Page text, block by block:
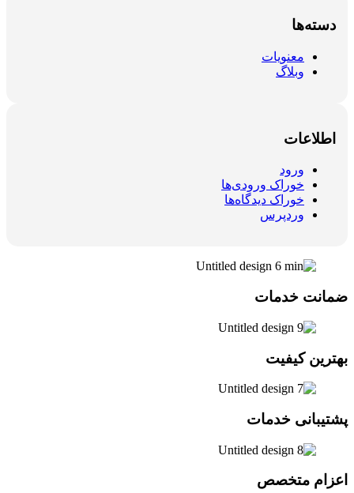
دسته‌ها
معنویات
وبلاگ
اطلاعات
ورود
خوراک ورودی‌ها
خوراک دیدگاه‌ها
وردپرس
ضمانت خدمات
بهترین کیفیت
پشتیبانی خدمات
اعزام متخصص